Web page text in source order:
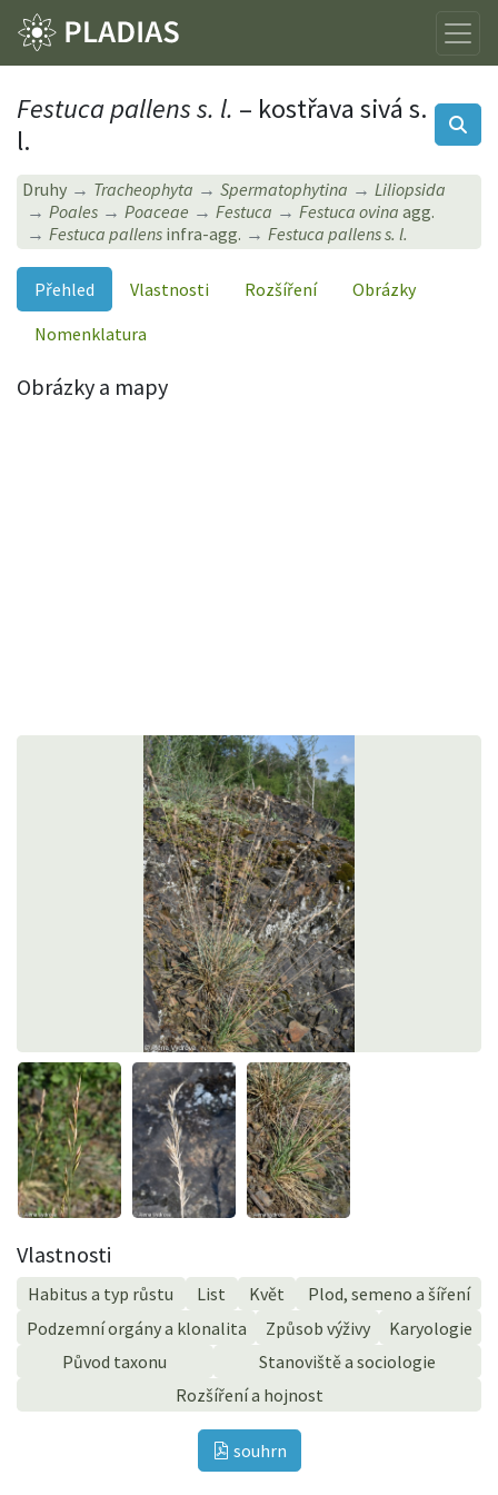
Festuca pallens s. l. – kostřava sivá s.
l.
Druhy Tracheophyta Spermatophytina
Liliopsida
Poales
Poaceae Festuca Festuca ovina agg.
Festuca pallens infra-agg. Festuca pallens s. l.
Přehled Vlastnosti Rozšíření
Obrázky
Nomenklatura
Obrázky a mapy
Vlastnosti
Habitus a typ růstu List Květ
Plod, semeno a šíření
Podzemní orgány a klonalita
Způsob výživy
Karyologie
Původ taxonu
Stanoviště a sociologie
Rozšíření a hojnost
souhrn